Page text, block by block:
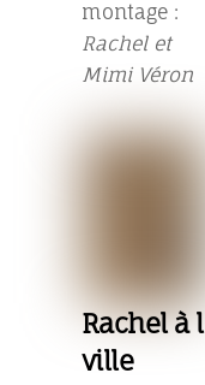
montage :
Rachel et
Mimi Véron
Rachel à
ville